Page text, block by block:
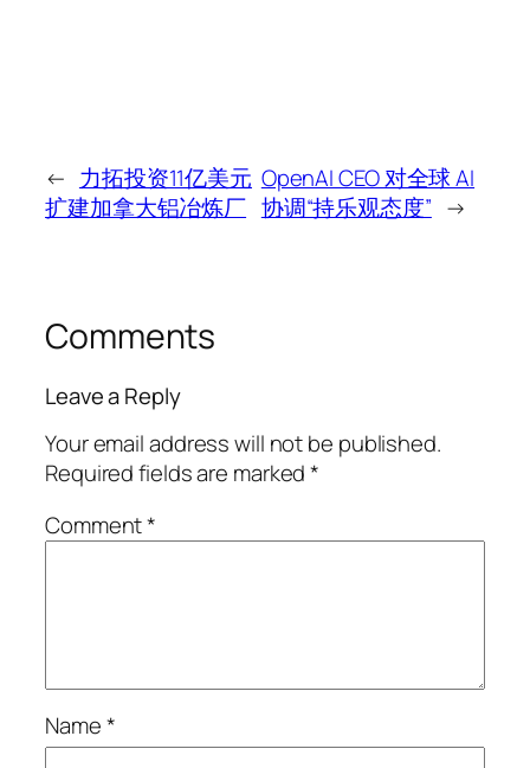
← 力拓投资11亿美元
扩建加拿大铝冶炼厂
OpenAI CEO 对全球 AI
协调“持乐观态度” →
Comments
Leave a Reply
Your email address will not be published.
Required fields are marked*
Comment*
Name*